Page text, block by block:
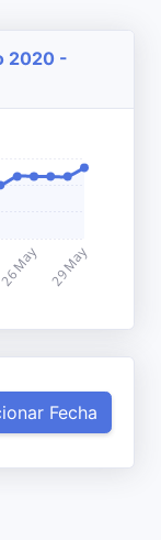
2020 -
Fecha